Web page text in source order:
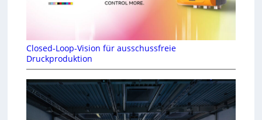
Closed-Loop-Vision für ausschussfreie
Druckproduktion